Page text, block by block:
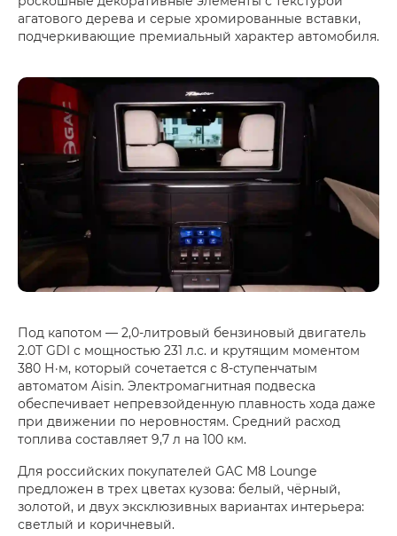
агатового дерева и серые хромированные вставки,
подчеркивающие премиальный характер автомобиля.
Под капотом — 2,0-литровый бензиновый двигатель
2.0Т GDI с мощностью 231 л.с. и крутящим моментом
380 Н·м, который сочетается с 8-ступенчатым
автоматом Aisin. Электромагнитная подвеска
обеспечивает непревзойденную плавность хода даже
при движении по неровностям. Средний расход
топлива составляет 9,7 л на 100 км.
Для российских покупателей GAC M8 Lounge
предложен в трех цветах кузова: белый, чёрный,
золотой, и двух эксклюзивных вариантах интерьера:
светлый и коричневый.